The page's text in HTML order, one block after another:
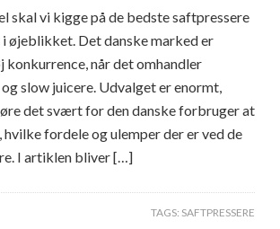
skal vi kigge på de bedste saftpressere
øjeblikket. Det danske marked er
når det omhandler
slow juicere. Udvalget er enormt,
det svært for den danske forbruger at
hvilke fordele og ulemper der er ved de
I artiklen bliver […]
TAGS: SAFTPRESSERE